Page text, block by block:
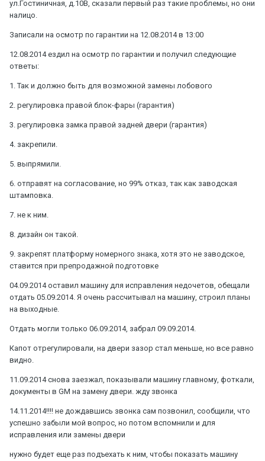
ул.Гостиничная, д.10В, сказали первый раз такие проблемы, но они
налицо.
Записали на осмотр по гарантии на 12.08.2014 в 13:00
12.08.2014 ездил на осмотр по гарантии и получил следующие
ответы:
1. Так и должно быть для возможной замены лобового
2. регулировка правой блок-фары (гарантия)
3. регулировка замка правой задней двери (гарантия)
4. закрепили.
5. выпрямили.
6. отправят на согласование, но 99% отказ, так как заводская
штамповка.
7. не к ним.
8. дизайн он такой.
9. закрепят платформу номерного знака, хотя это не заводское,
ставится при препродажной подготовке
04.09.2014 оставил машину для исправления недочетов, обещали
отдать 05.09.2014. Я очень рассчитывал на машину, строил планы
на выходные.
Отдать могли только 06.09.2014, забрал 09.09.2014.
Капот отрегулировали, на двери зазор стал меньше, но все равно
видно.
11.09.2014 снова заезжал, показывали машину главному, фоткали,
документы в GM на замену двери. жду звонка
14.11.2014!!!! не дождавшись звонка сам позвонил, сообщили, что
успешно забыли мой вопрос, но потом вспомнили и для
исправления или замены двери
нужно будет еще раз подъехать к ним, чтобы показать машину